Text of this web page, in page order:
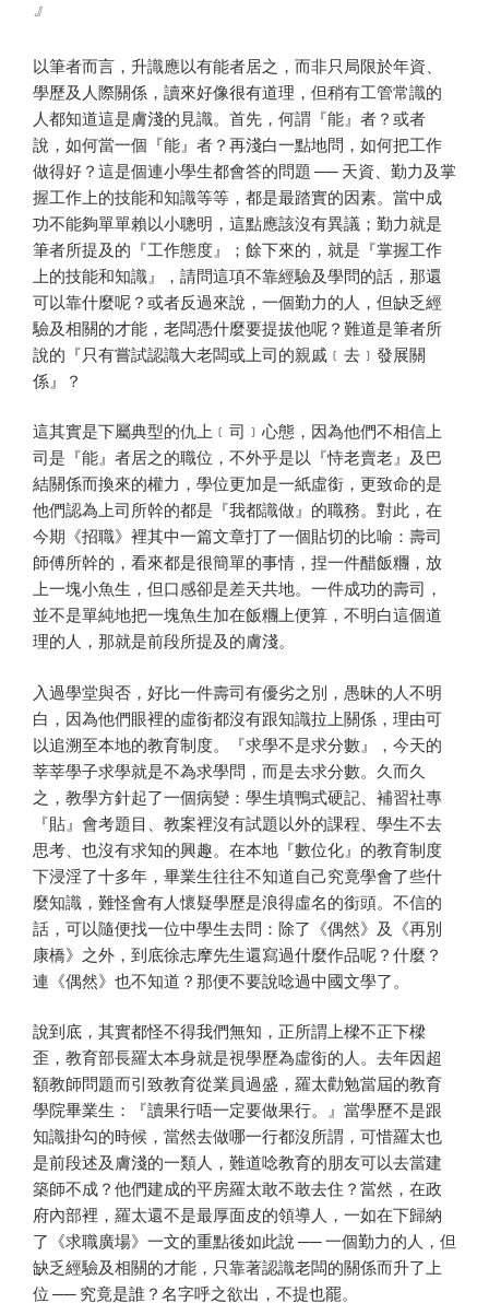
』
以筆者而言，升識應以有能者居之，而非只局限於年資、
學歷及人際關係，讀來好像很有道理，但稍有工管常識的
人都知道這是膚淺的見識。首先，何謂『能』者？或者
說，如何當一個『能』者？再淺白一點地問，如何把工作
做得好？這是個連小學生都會答的問題 ── 天資、勤力及掌
握工作上的技能和知識等等，都是最踏實的因素。當中成
功不能夠單單賴以小聰明，這點應該沒有異議；勤力就是
筆者所提及的『工作態度』；餘下來的，就是『掌握工作
上的技能和知識』，請問這項不靠經驗及學問的話，那還
可以靠什麼呢？或者反過來說，一個勤力的人，但缺乏經
驗及相關的才能，老闆憑什麼要提拔他呢？難道是筆者所
說的『只有嘗試認識大老闆或上司的親戚﹝去﹞發展關
係』？
這其實是下屬典型的仇上﹝司﹞心態，因為他們不相信上
司是『能』者居之的職位，不外乎是以『恃老賣老』及巴
結關係而換來的權力，學位更加是一紙虛銜，更致命的是
他們認為上司所幹的都是『我都識做』的職務。對此，在
今期《招職》裡其中一篇文章打了一個貼切的比喻：壽司
師傅所幹的，看來都是很簡單的事情，捏一件醋飯糰，放
上一塊小魚生，但口感卻是差天共地。一件成功的壽司，
並不是單純地把一塊魚生加在飯糰上便算，不明白這個道
理的人，那就是前段所提及的膚淺。
入過學堂與否，好比一件壽司有優劣之別，愚昧的人不明
白，因為他們眼裡的虛銜都沒有跟知識拉上關係，理由可
以追溯至本地的教育制度。『求學不是求分數』，今天的
莘莘學子求學就是不為求學問，而是去求分數。久而久
之，教學方針起了一個病變：學生填鴨式硬記、補習社專
『貼』會考題目、教案裡沒有試題以外的課程、學生不去
思考、也沒有求知的興趣。在本地『數位化』的教育制度
下浸淫了十多年，畢業生往往不知道自己究竟學會了些什
麼知識，難怪會有人懷疑學歷是浪得虛名的銜頭。不信的
話，可以隨便找一位中學生去問：除了《偶然》及《再別
康橋》之外，到底徐志摩先生還寫過什麼作品呢？什麼？
連《偶然》也不知道？那便不要說唸過中國文學了。
說到底，其實都怪不得我們無知，正所謂上樑不正下樑
歪，教育部長羅太本身就是視學歷為虛銜的人。去年因超
額教師問題而引致教育從業員過盛，羅太勸勉當屆的教育
學院畢業生：『讀果行唔一定要做果行。』當學歷不是跟
知識掛勾的時候，當然去做哪一行都沒所謂，可惜羅太也
是前段述及膚淺的一類人，難道唸教育的朋友可以去當建
築師不成？他們建成的平房羅太敢不敢去住？當然，在政
府內部裡，羅太還不是最厚面皮的領導人，一如在下歸納
了《求職廣場》一文的重點後如此說 ── 一個勤力的人，但
缺乏經驗及相關的才能，只靠著認識老闆的關係而升了上
位 ── 究竟是誰？名字呼之欲出，不提也罷。